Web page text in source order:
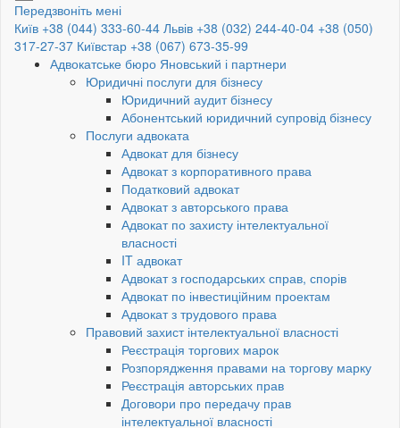
Передзвоніть мені
Київ +38 (044) 333-60-44 Львів +38 (032) 244-40-04 +38 (050)
317-27-37 Київстар +38 (067) 673-35-99
Адвокатське бюро Яновський і партнери
Юридичні послуги для бізнесу
Юридичний аудит бізнесу
Абонентський юридичний супровід бізнесу
Послуги адвоката
Адвокат для бізнесу
Адвокат з корпоративного права
Податковий адвокат
Адвокат з авторського права
Адвокат по захисту інтелектуальної
власності
IT адвокат
Адвокат з господарських справ, спорів
Адвокат по інвестиційним проектам
Адвокат з трудового права
Правовий захист інтелектуальної власності
Реєстрація торгових марок
Розпорядження правами на торгову марку
Реєстрація авторських прав
Договори про передачу прав
інтелектуальної власності